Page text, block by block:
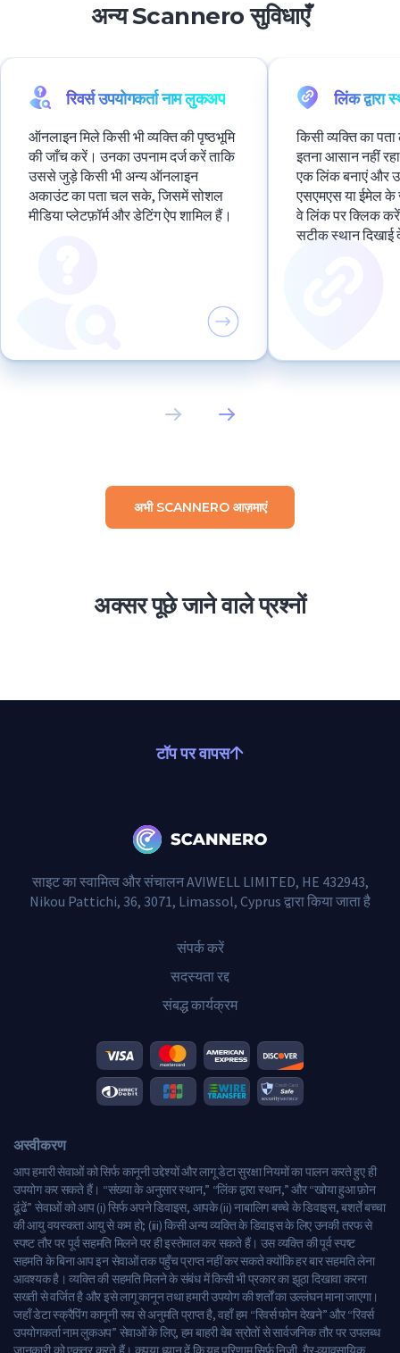
अन्य Scannero सुविधाएँ
रिवर्स उपयोगकर्ता नाम लुकअप
ऑनलाइन मिले किसी भी व्यक्ति की पृष्ठभूमि
की जाँच करें। उनका उपनाम दर्ज करें ताकि
उससे जुड़े किसी भी अन्य ऑनलाइन
अकाउंट का पता चल सके, जिसमें सोशल
मीडिया प्लेटफ़ॉर्म और डेटिंग ऐप शामिल हैं।
लिंक द्वारा
किसी व्यक्ति का
इतना आसान नहीं
एक लिंक बनाएं और
एसएमएस या ईमेल
वे लिंक पर क्लिक
सटीक स्थान दिखाई
अभी SCANNERO आज़माएं
अक्सर पूछे जाने वाले प्रश्नों
टॉप पर वापस
साइट का स्वामित्व और संचालन AVIWELL LIMITED, HE 432943,
Nikou Pattichi, 36, 3071, Limassol, Cyprus द्वारा किया जाता है
संपर्क करें
सदस्यता रद्द
संबद्ध कार्यक्रम
अस्वीकरण
आप हमारी सेवाओं को सिर्फ कानूनी उद्देश्यों और लागू डेटा सुरक्षा नियमों का पालन करते हुए ही
उपयोग कर सकते हैं। “संख्या के अनुसार स्थान,” “लिंक द्वारा स्थान,” और “खोया हुआ फ़ोन
ढूंढें” सेवाओं को आप (i) सिर्फ अपने डिवाइस, आपके (ii) नाबालिग बच्चे के डिवाइस, बशर्ते बच्चा
की आयु वयस्कता आयु से कम हो; (iii) किसी अन्य व्यक्ति के डिवाइस के लिए उनकी तरफ से
स्पष्ट तौर पर पूर्व सहमति मिलने पर ही इस्तेमाल कर सकते हैं। उस व्यक्ति की पूर्व स्पष्ट
सहमति के बिना आप इन सेवाओं तक पहुँच प्राप्त नहीं कर सकते क्योंकि हर बार सहमति लेना
आवश्यक है। व्यक्ति की सहमति मिलने के संबंध में किसी भी प्रकार का झूठा दिखावा करना
सख्ती से वर्जित है और इसे लागू कानून तथा हमारी उपयोग की शर्तों का उल्लंघन माना जाएगा।
जहाँ डेटा स्क्रैपिंग कानूनी रूप से अनुमति प्राप्त है, वहाँ हम “रिवर्स फोन देखने” और “रिवर्स
उपयोगकर्ता नाम लुकअप” सेवाओं के लिए, हम बाहरी वेब स्रोतों से सार्वजनिक तौर पर उपलब्ध